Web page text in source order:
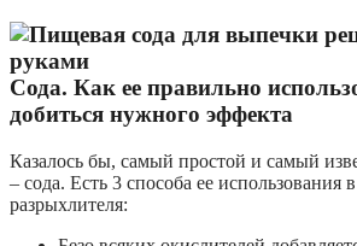
Сода. Как ее правильно
добиться нужного эффекта
Казалось бы, самый простой и самый
– сода. Есть 3 способа ее использования в
разрыхлителя: